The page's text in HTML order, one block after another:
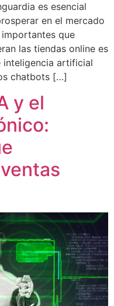
es esencial
en el mercado
que
las tiendas online es
inteligencia artificial
chatbots […]
y el